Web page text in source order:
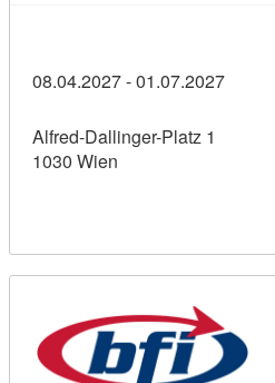
08.04.2027 - 01.07.2027
Alfred-Dallinger-Platz 1
1030 Wien